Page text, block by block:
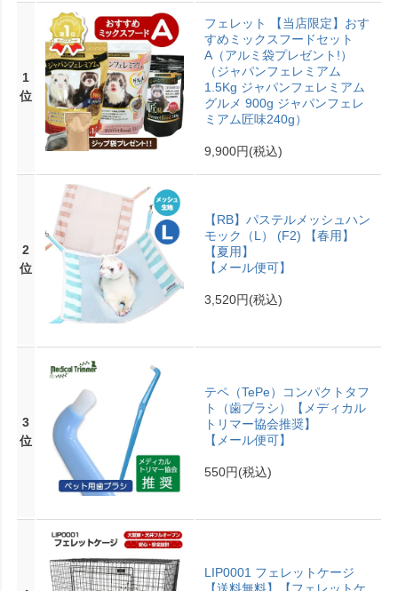
1
位
フェレット 【当店限定】おす
すめミックスフードセット
A（アルミ袋プレゼント!）
（ジャパンフェレミアム
1.5Kg ジャパンフェレミアム
グルメ 900g ジャパンフェレ
ミアム匠味240g）
9,900円(税込)
2
位
【RB】パステルメッシュハン
モック（L） (F2) 【春用】
【夏用】
【メール便可】
3,520円(税込)
3
位
テペ（TePe）コンパクトタフ
ト（歯ブラシ）【メディカル
トリマー協会推奨】
【メール便可】
550円(税込)
LIP0001 フェレットケージ